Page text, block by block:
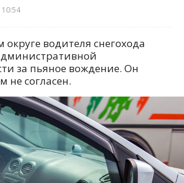
10:54
округе водителя снегохода
за пьяное вождение. Он
не согласен.